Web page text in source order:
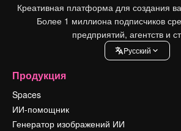
Креативная платформа для создания
Более 1 миллиона подписчиков
предприятий, агентств и
Pусский
Продукция
Spaces
ИИ-помощник
Генератор изображений ИИ